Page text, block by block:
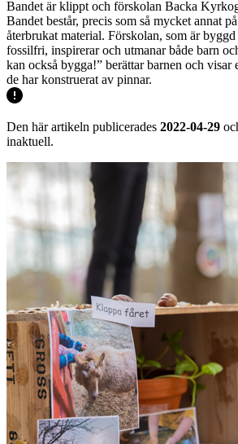
Bandet är klippt och förskolan Backa
Bandet består, precis som så mycket annat
återbrukat material. Förskolan, som är
fossilfri, inspirerar och utmanar både barn
kan också bygga!” berättar barnen och visar
de har konstruerat av pinnar.
Den här artikeln publicerades 2022-04-29
inaktuell.